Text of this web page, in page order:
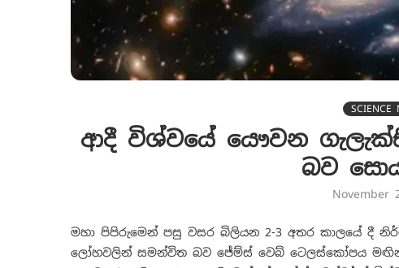
SCIENCE
ආදී විශ්වයේ යෞවන
බව
November
මහා පිපිරුමෙන් පසු වසර බිලියන 2-3 අතර කාලයේ දී
ලෝහවලින් සමන්විත බව ජේම්ස් වෙබ් ටෙලස්කෝපය